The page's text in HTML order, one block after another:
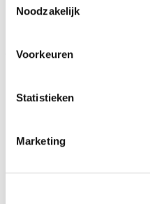
Noodzakelijk
Voorkeuren
Statistieken
Marketing
Het groepsoverzicht
je door naar de gegevens
Heb je een